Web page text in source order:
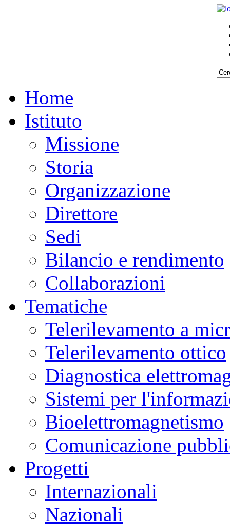
Home
Istituto
Missione
Storia
Organizzazione
Direttore
Sedi
Bilancio e rendimento
Collaborazioni
Tematiche
Telerilevamento a
Telerilevamento ottico
Diagnostica
Sistemi per
Bioelettromagnetismo
Comunicazione
Progetti
Internazionali
Nazionali